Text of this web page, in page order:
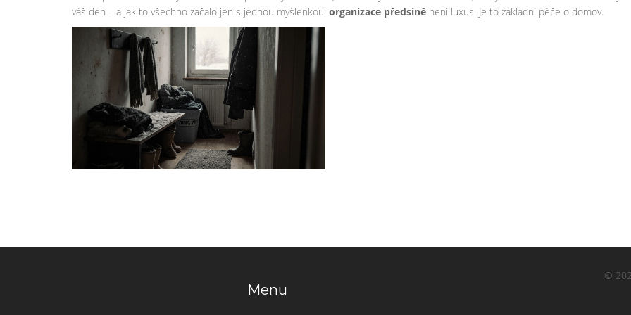
váš den – a jak to všechno začalo jen s jednou myšlenkou: organizace předsíně není luxus. Je to základní péče o domov.
Menu
©